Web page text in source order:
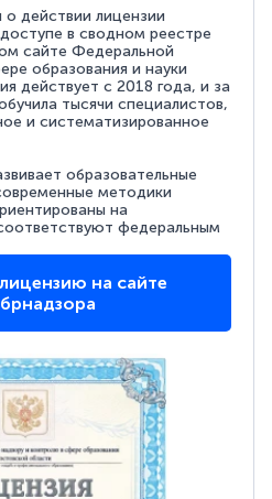
действии лицензии
в сводном реестре
сайте Федеральной
образования и науки
действует с 2018 года, и за
тысячи специалистов,
и систематизированное
образовательные
методики
на
федеральным
на сайте